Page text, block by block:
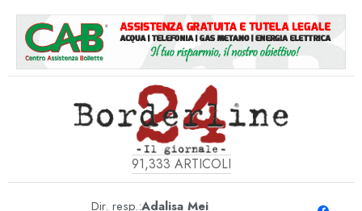
91,333 ARTICOLI
Dir. resp.:Adalisa Mei